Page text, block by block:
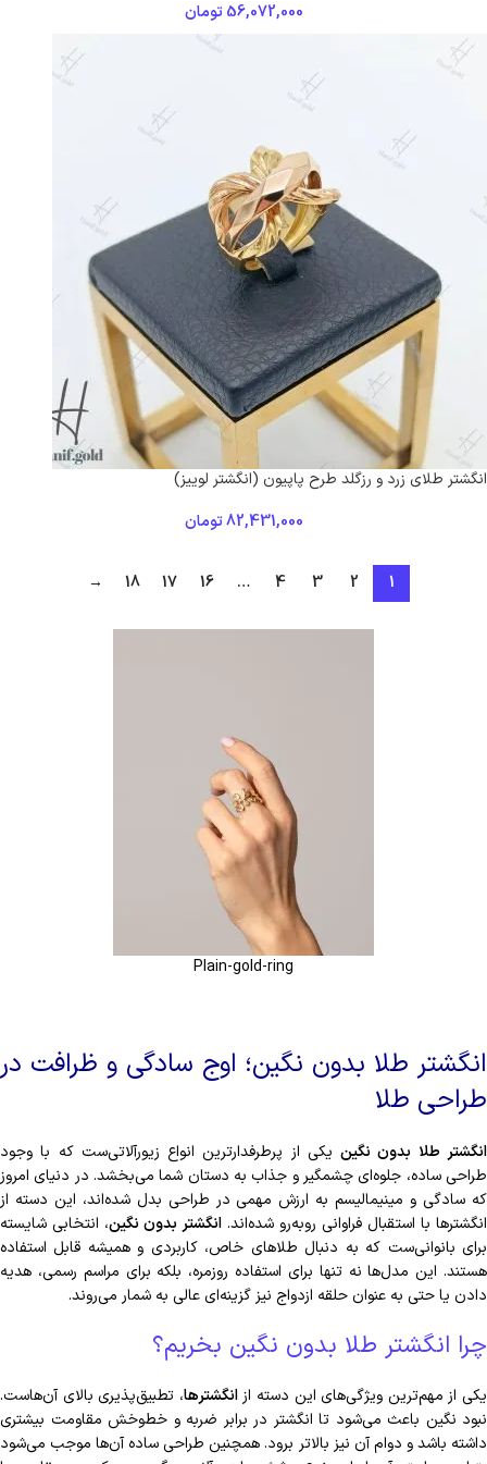
56,072,000 تومان
انگشتر طلای زرد و رزگلد طرح پاپیون (انگشتر لوییز)
82,431,000تومان
1
2
3
4
…
16
17
18
→
Plain-gold-ring
انگشتر طلا بدون نگین؛ اوج سادگی و ظرافت در
طراحی طلا
انگشتر طلا بدون نگینیکی از پرطرفدارترین انواع زیورآلاتی‌ست که با وجود
طراحی ساده، جلوه‌ای چشمگیر و جذاب به دستان شما می‌بخشد. در دنیای امروز
که سادگی و مینیمالیسم به ارزش‌ مهمی در طراحی بدل شده‌اند، این دسته از
انگشترها با استقبال فراوانی روبه‌رو شده‌اند. انگشتر بدون نگین، انتخابی شایسته
برای بانوانی‌ست که به دنبال طلاهای خاص، کاربردی و همیشه قابل استفاده
هستند. این مدل‌ها نه تنها برای استفاده روزمره، بلکه برای مراسم رسمی، هدیه
دادن یا حتی به عنوان حلقه ازدواج نیز گزینه‌ای عالی به شمار می‌روند.
چرا انگشتر طلا بدون نگین بخریم؟
یکی از مهم‌ترین ویژگی‌های این دسته ازانگشترها، تطبیق‌پذیری بالای آن‌هاست.
نبود نگین باعث می‌شود تا انگشتر در برابر ضربه و خط‌وخش مقاومت بیشتری
داشته باشد و دوام آن نیز بالاتر برود. همچنین طراحی ساده آن‌ها موجب می‌شود